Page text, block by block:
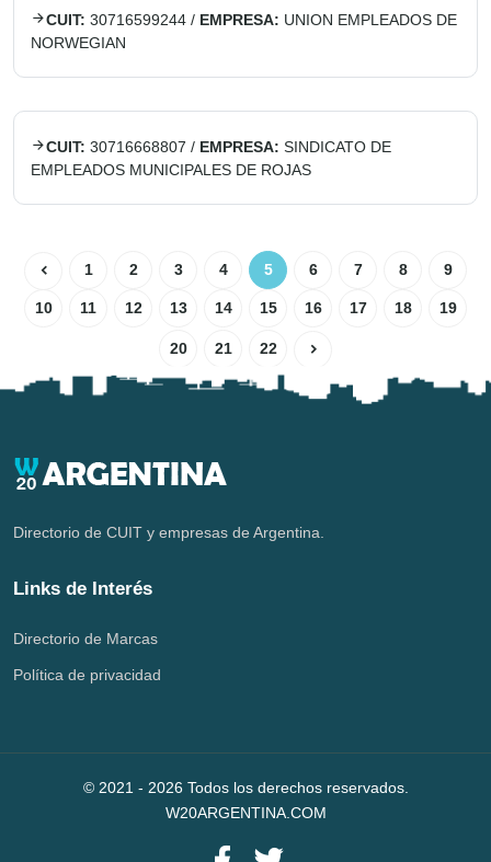
CUIT: 30716599244 / EMPRESA: UNION EMPLEADOS DE
NORWEGIAN
CUIT: 30716668807 / EMPRESA: SINDICATO DE
EMPLEADOS MUNICIPALES DE ROJAS
1 2 3 4 5 6 7 8 9
10 11 12 13 14 15 16 17 18 19
20 21 22
Directorio de CUIT y empresas de Argentina.
Links de Interés
Directorio de Marcas
Política de privacidad
© 2021 - 2026 Todos los derechos reservados.
W20ARGENTINA.COM